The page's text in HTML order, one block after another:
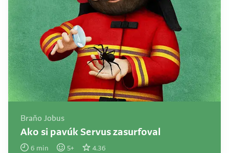
Braňo Jobus
Ako si pavúk Servus zasurfoval
6 min 5+ 4.36